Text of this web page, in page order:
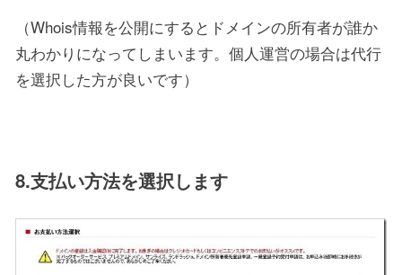
（Whois情報を公開にするとドメインの所有者が誰か
丸わかりになってしまいます。個人運営の場合は代行
を選択した方が良いです）
8.支払い方法を選択します